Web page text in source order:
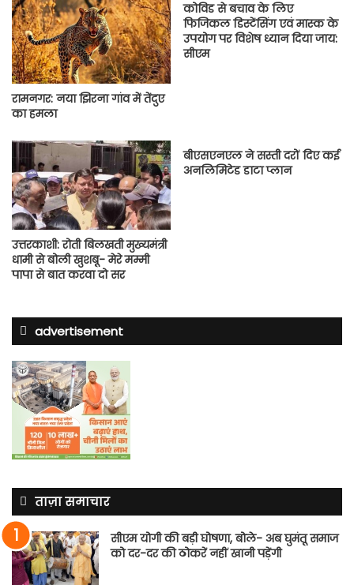
रामनगर: नया झिरना गांव में तेंदुए
का हमला
कोविड से बचाव के लिए
फिजिकल डिस्टेंसिंग एवं मास्क के
उपयोग पर विशेष ध्यान दिया जाय:
सीएम
उत्तरकाशी: रोती बिलखती मुख्यमंत्री
धामी से बोली खुशबू- मेरे मम्मी
पापा से बात करवा दो सर
बीएसएनएल ने सस्ती दरों दिए कई
अनलिमिटेड डाटा प्लान
advertisement
ताज़ा समाचार
सीएम योगी की बड़ी घोषणा, बोले- अब घुमंतू समाज
को दर-दर की ठोकरें नहीं खानी पड़ेंगी